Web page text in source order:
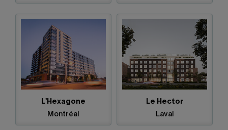
L'Hexagone
Montréal
Le Hector
Laval